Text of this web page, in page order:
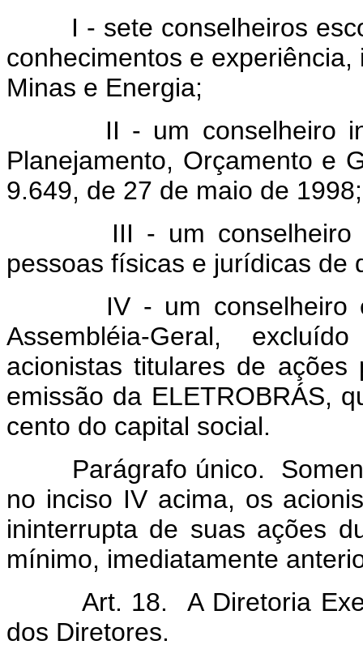
I - sete conselheiros
conhecimentos e
Minas e Energia;
II - um conselheiro
Planejamento, Orçamento e
9.649, de 27 de maio de 1998;
III - um conselheiro
pessoas físicas e jurídicas de
IV - um conselheiro
Assembléia-Geral,
acionistas titulares de
emissão da ELETROBRÁS,
cento do capital social.
Parágrafo único.
no inciso IV acima, os
ininterrupta de suas ações
mínimo, imediatamente
Art. 18. A Diretoria
dos Diretores.